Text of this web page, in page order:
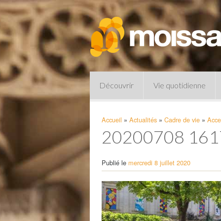
Découvrir Vie quotidienne
Pharmacies de garde
Accueil » Actualités » Cadre de vie »
20200708
Publié le mercredi 8 juillet 2020